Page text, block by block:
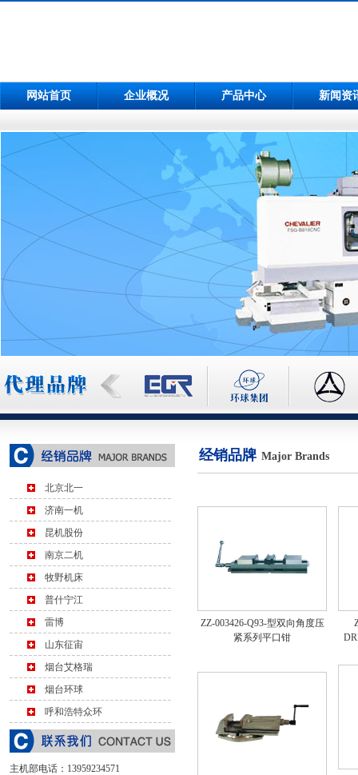
网站首页 企业概况 产品中心 新闻资
北京北一
济南一机
昆机股份
南京二机
牧野机床
普什宁江
雷博
山东征宙
烟台艾格瑞
烟台环球
呼和浩特众环
主机部电话： 13959234571
经销品牌 Major Brands
ZZ-003426-Q93-型双向角度压
紧系列平口钳